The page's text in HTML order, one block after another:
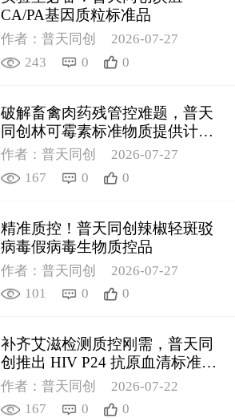
CA/PA基因质粒标准品
作者：普天同创
2026-07-27
243
0 0
破解畜禽肉药残管控难题，普天
同创林可霉素标准物质提供计量
支撑
作者：普天同创
2026-07-27
167
0 0
精准质控！普天同创辣椒轻斑驳
病毒假病毒生物质控品
作者：普天同创
2026-07-27
101
0 0
补齐艾滋检测质控刚需，普天同
创推出 HIV P24 抗原血清标准物
质
作者：普天同创
2026-07-22
167
0 0